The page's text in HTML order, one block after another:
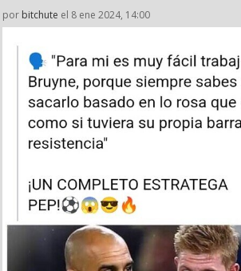
por bitchute el 8 ene 2024, 14:00